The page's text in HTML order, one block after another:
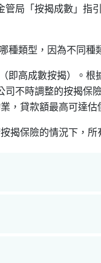
管局「按揭成數」
種類型，因為不同
即高成數按揭）。
不時調整的按揭保
，貸款額最高可達
揭保險的情況下，